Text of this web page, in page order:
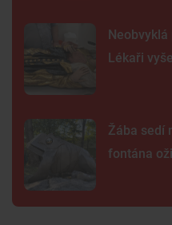
Neobvyklá
Lékaři
Žába sedí
fontána